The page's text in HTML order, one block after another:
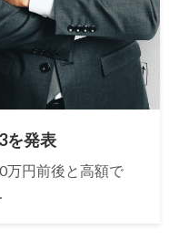
を発表
万円前後と高額で